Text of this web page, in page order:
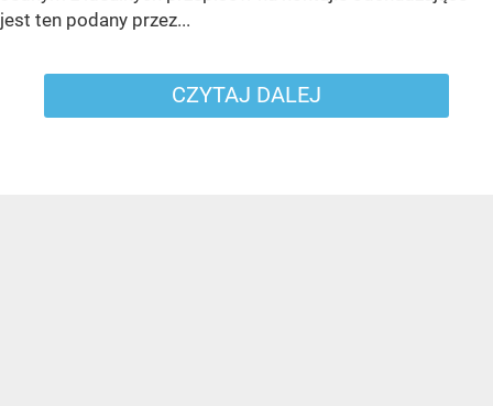
jest ten podany przez...
CZYTAJ DALEJ